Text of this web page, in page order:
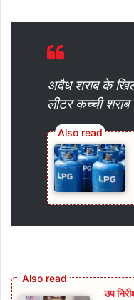
अवैध शराब के
लीटर कच्ची
उप